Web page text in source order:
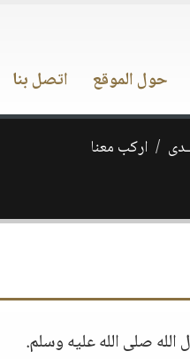
حول الموقع اتصل بنا
اركب معنا
الله صلى الله عليه وسلم.